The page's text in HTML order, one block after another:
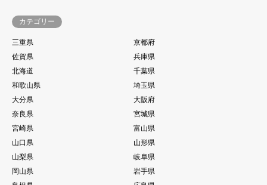
カテゴリー
三重県
京都府
佐賀県
兵庫県
北海道
千葉県
和歌山県
埼玉県
大分県
大阪府
奈良県
宮城県
宮崎県
富山県
山口県
山形県
山梨県
岐阜県
岡山県
岩手県